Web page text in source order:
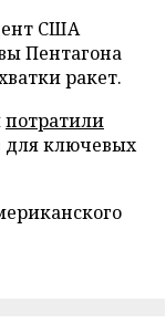
США
Пентагона
ракет.
потратили
для ключевых